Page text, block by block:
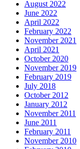
August 2022
June 2022
April 2022
February 2022
November 2021
April 2021
October 2020
November 2019
February 2019
July 2018
October 2012
January 2012
November 2011
June 2011
February 2011
November 2010